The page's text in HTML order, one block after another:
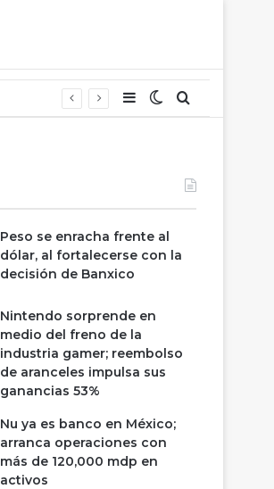
Barra lateral
Switch skin
Buscar
Peso se enracha frente al
dólar, al fortalecerse con la
decisión de Banxico
Nintendo sorprende en
medio del freno de la
industria gamer; reembolso
de aranceles impulsa sus
ganancias 53%
Nu ya es banco en México;
arranca operaciones con
más de 120,000 mdp en
activos